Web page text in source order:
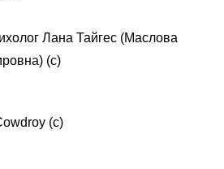
Лана Тайгес (Маслова
(с)
(с)